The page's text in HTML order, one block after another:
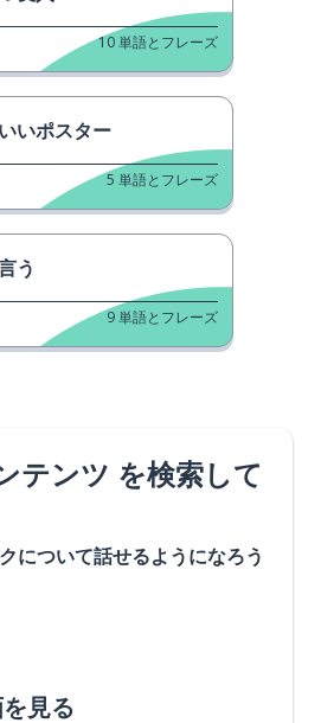
10単語とフレーズ
いポスター
5 単語とフレーズ
う
9単語とフレーズ
テンツ を検索して
について話せるようになろう
見る